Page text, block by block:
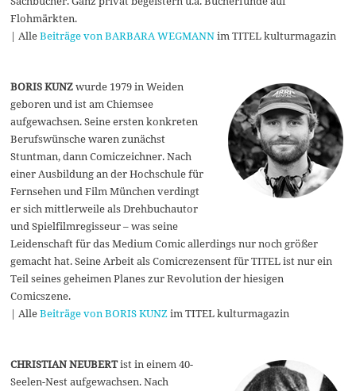
Flohmärkten.
| AlleBeiträge von BARBARA WEGMANNim TITEL kulturmagazin
BORIS KUNZwurde 1979 in Weiden
geboren und ist am Chiemsee
aufgewachsen. Seine ersten konkreten
Berufswünsche waren zunächst
Stuntman, dann Comiczeichner. Nach
einer Ausbildung an der Hochschule für
Fernsehen und Film München verdingt
er sich mittlerweile als Drehbuchautor
und Spielfilmregisseur – was seine
Leidenschaft für das Medium Comic allerdings nur noch größer
gemacht hat. Seine Arbeit als Comicrezensent für TITEL ist nur ein
Teil seines geheimen Planes zur Revolution der hiesigen
Comicszene.
| AlleBeiträge von BORIS KUNZim TITEL kulturmagazin
CHRISTIAN NEUBERTist in einem 40-
Seelen-Nest aufgewachsen. Nach